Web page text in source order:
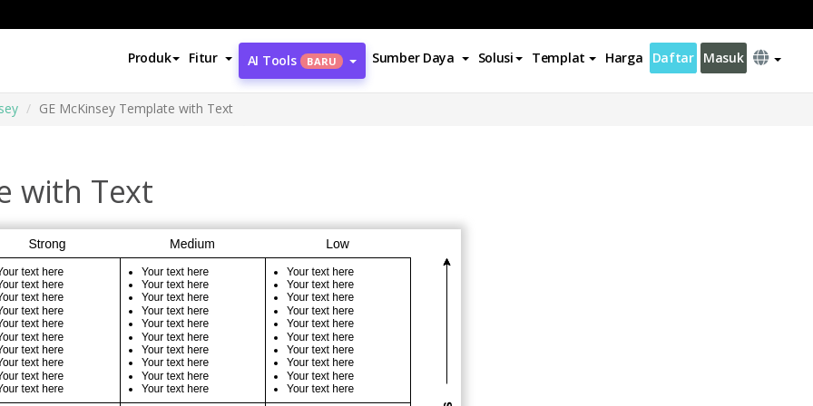
Produk Fitur AI Tools BARU Sumber Daya Solusi Templat Harga Daftar Masuk
GE McKinsey Template with Text
with Text